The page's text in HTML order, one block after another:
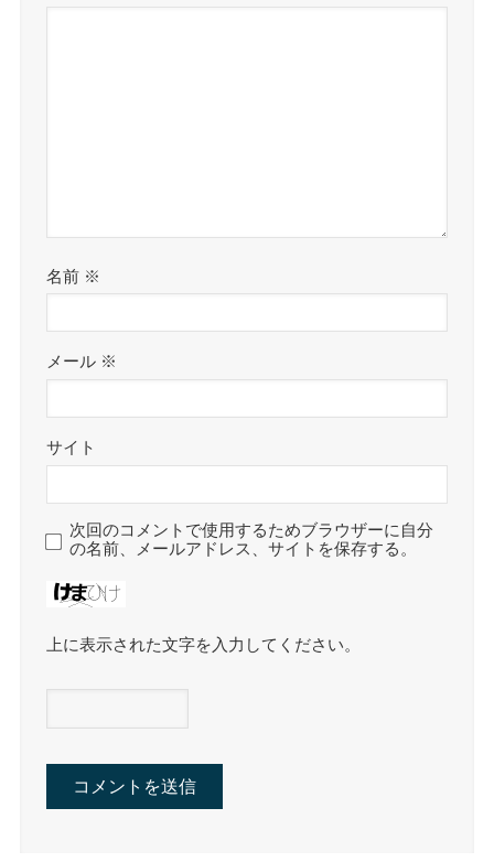
名前 ※
メール ※
サイト
次回のコメントで使用するためブラウザーに自分
の名前、メールアドレス、サイトを保存する。
上に表示された文字を入力してください。